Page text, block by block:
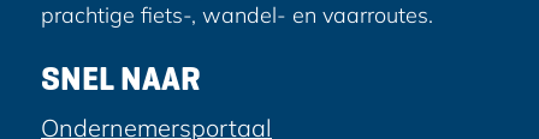
prachtige fiets-, wandel- en vaarroutes.
SNEL NAAR
Ondernemersportaal